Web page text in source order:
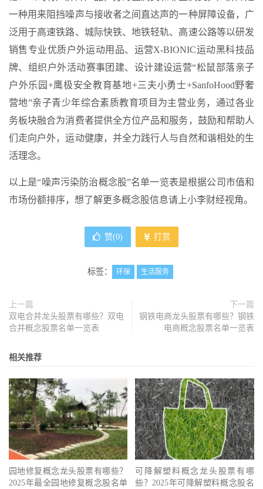
一种用来阻挡噪声与接收者之间直达声的一种屏障设备，广
泛用于高速铁路、城际快铁、地铁轻轨、高速公路等以研发
销售专业优质户外运动用品、运营X-BIONIC运动黑科技品
牌、组织户外活动赛事团建、设计建设运营“松鼠部落亲子
户外乐园+鹰极安全教育基地+三夫小勇士+SanfoHood野奢
营地”亲子青少年综合素质教育项目为主营业务，通过各业
务板块融合为消费者提供全方位产品和服务，鼓励和帮助人
们走向户外，运动健康，并全力践行人与自然和谐相处的生
活理念。
以上是“噪声污染防治概念股”名单一览表是根据公司市值和
市场份额排序，想了解更多概念股信息请上小李财经视角。
赞(0) 打赏
标签： 环保 生活服务
上一篇
双电合并龙头股票有哪些？双电
合并概念股票名单一览表
下一篇
钢铁电商龙头股票有哪些？钢铁
电商概念股票名单一览表
相关推荐
园地修复概念龙头股票有哪些？
2025年最全园地修复概念股名单
可降解塑料概念龙头股票有哪
些？2025年可降解塑料概念股名